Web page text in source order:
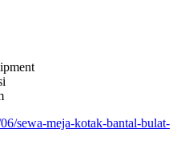
sewa-meja-kotak-bantal-bulat-